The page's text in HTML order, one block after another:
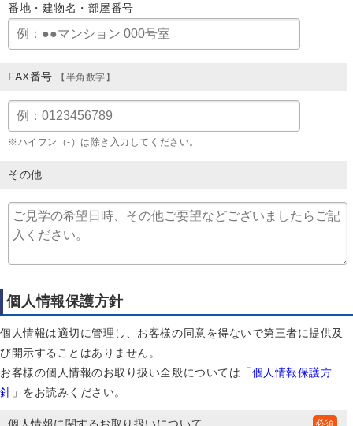
番地・建物名・部屋番号
FAX番号 【半角数字】
※ハイフン（-）は除き入力してください。
その他
個人情報保護方針
個人情報は適切に管理し、お客様の同意を得ないで第三者に提供及
び開示することはありません。
お客様の個人情報のお取り扱い全般については「個人情報保護方
針 」をお読みください。